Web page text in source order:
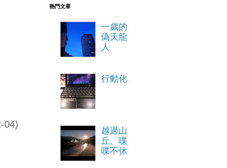
04)
熱門文章
一歲的
偽天龍
人
行動化
越過山
丘、喋
喋不休